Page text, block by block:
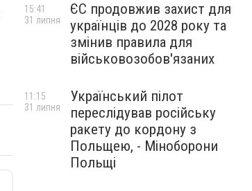
ЄС продовжив захист для
українців до 2028 року та
змінив правила для
військовозобов'язаних
15:41
31 липня
Український пілот
переслідував російську
ракету до кордону з
Польщею, - Міноборони
Польщі
11:15
31 липня